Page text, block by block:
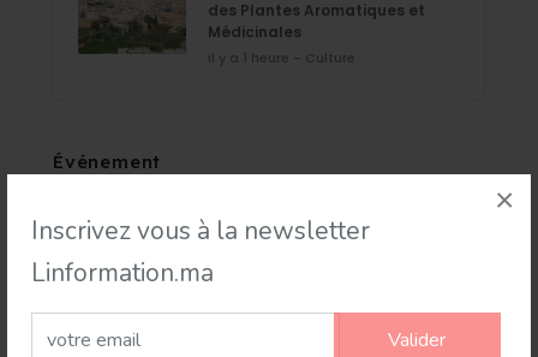
Inscrivez vous à la newsletter
Linformation.ma
Valider
×
des Plantes Aromatiques et
Médicinales
il y a 1 heure - Culture
Événement